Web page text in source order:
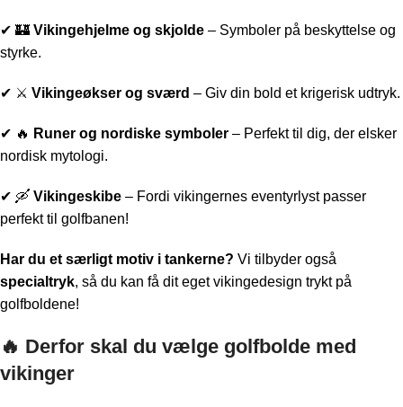
✔ 🏰 Vikingehjelme og skjolde – Symboler på beskyttelse og
styrke.
✔ ⚔️ Vikingeøkser og sværd – Giv din bold et krigerisk udtryk.
✔ 🔥 Runer og nordiske symboler – Perfekt til dig, der elsker
nordisk mytologi.
✔ 🛶 Vikingeskibe – Fordi vikingernes eventyrlyst passer
perfekt til golfbanen!
Har du et særligt motiv i tankerne? Vi tilbyder også
specialtryk, så du kan få dit eget vikingedesign trykt på
golfboldene!
🔥 Derfor skal du vælge golfbolde med
vikinger